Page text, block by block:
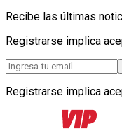
Recibe las últimas
Registrarse implica
Registrarse implica